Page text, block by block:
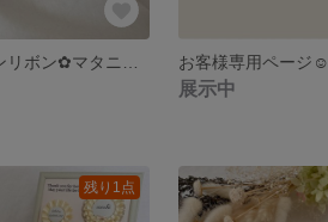
お客様専用ページ︎☺︎
展示中
残り1点